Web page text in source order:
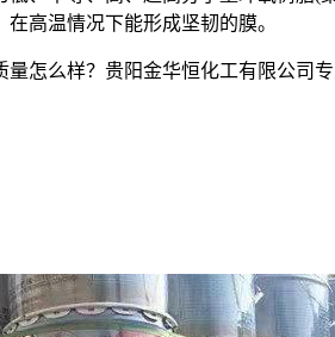
高温情况下能形成坚韧的膜。
怎么样？贵阳金华恒化工有限公司